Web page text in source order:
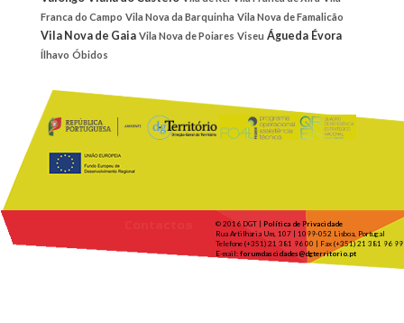
Franca do Campo Vila Nova da Barquinha Vila Nova de Famalicão
Vila Nova de Gaia Vila Nova de Poiares Viseu Águeda Évora
Ílhavo Óbidos
© 2016 DGT | Política de Privacidade
Rua Artilharia Um, 107 | 1099-052 Lisboa, Portugal
Telefone (+351) 21 381 96 00 | Fax (+351) 21 381 96 99
E-mail: forumdascidades@dgterritorio.pt